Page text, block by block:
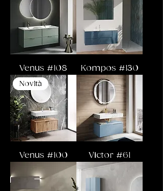
Venus #108 Kompos #130
Novità
Venus #100 Victor #61